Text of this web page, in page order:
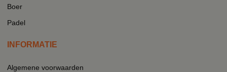
Boer
Padel
INFORMATIE
Algemene voorwaarden